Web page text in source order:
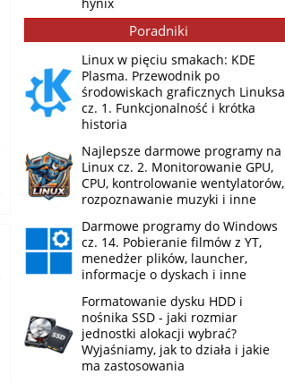
Poradniki
Linux w pięciu smakach: KDE
Plasma. Przewodnik po
środowiskach graficznych Linuksa
cz. 1. Funkcjonalność i krótka
historia
Najlepsze darmowe programy na
Linux cz. 2. Monitorowanie GPU,
CPU, kontrolowanie wentylatorów,
rozpoznawanie muzyki i inne
Darmowe programy do Windows
cz. 14. Pobieranie filmów z YT,
menedżer plików, launcher,
informacje o dyskach i inne
Formatowanie dysku HDD i
nośnika SSD - jaki rozmiar
jednostki alokacji wybrać?
Wyjaśniamy, jak to działa i jakie
ma zastosowania